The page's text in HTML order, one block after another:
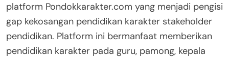
platform Pondokkarakter.com yang menjadi pengisi
gap kekosangan pendidikan karakter stakeholder
pendidikan. Platform ini bermanfaat memberikan
pendidikan karakter pada guru, pamong, kepala